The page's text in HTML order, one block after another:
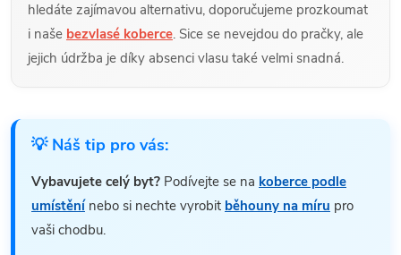
hledáte zajímavou alternativu, doporučujeme prozkoumat
i naše bezvlasé koberce. Sice se nevejdou do pračky, ale
jejich údržba je díky absenci vlasu také velmi snadná.
💡 Náš tip pro vás:
Vybavujete celý byt? Podívejte se na koberce podle
umístěnínebo si nechte vyrobit běhouny na míru pro
vaši chodbu.